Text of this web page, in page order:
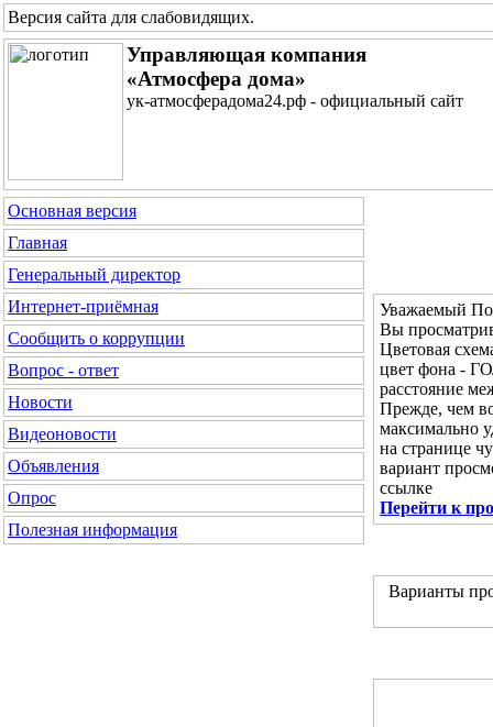
Версия сайта для слабовидящих.
Управляющая компания
«Атмосфера дома»
ук-атмосферадома24.рф - официальный сайт
Основная версия
Главная
Генеральный директор
Интернет-приёмная
Сообщить о коррупции
Вопрос - ответ
Новости
Видеоновости
Объявления
Опрос
Полезная информация
Уважаемый
Вы
Цветовая
цвет фона -
расстояние
Прежде, чем
максимально
на странице
вариант
ссылке
Перейти к
Варианты